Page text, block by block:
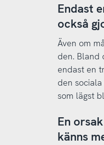
Endast
också
Även om
den. Bland
endast en
den
som lägst
En
känns